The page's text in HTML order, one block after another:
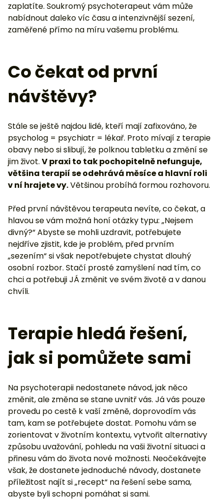
zaplatíte. Soukromý psychoterapeut vám může
nabídnout daleko víc času a intenzivnější sezení,
zaměřené přímo na míru vašemu problému.
Co čekat od první
návštěvy?
Stále se ještě najdou lidé, kteří mají zafixováno, že
psycholog = psychiatr = lékař. Proto mívají z terapie
obavy nebo si slibují, že polknou tabletku a změní se
jim život. V praxi to tak pochopitelně nefunguje,
většina terapií se odehrává měsíce a hlavní roli
v ní hrajete vy.Většinou probíhá formou rozhovoru.
Před první návštěvou terapeuta nevíte, co čekat, a
hlavou se vám možná honí otázky typu: „Nejsem
divný?“ Abyste se mohli uzdravit, potřebujete
nejdříve zjistit, kde je problém, před prvním
„sezením“ si však nepotřebujete chystat dlouhý
osobní rozbor. Stačí prosté zamyšlení nad tím, co
chci a potřebuji JÁ změnit ve svém životě a v danou
chvíli.
Terapie hledá řešení,
jak si pomůžete sami
Na psychoterapii nedostanete návod, jak něco
změnit, ale změna se stane uvnitř vás. Já vás pouze
provedu po cestě k vaší změně, doprovodím vás
tam, kam se potřebujete dostat. Pomohu vám se
zorientovat v životním kontextu, vytvořit alternativy
způsobu uvažování, pohledu na vaši životní situaci a
přinesu vám do života nové možnosti. Neočekávejte
však, že dostanete jednoduché návody, dostanete
příležitost najít si „recept“ na řešení sebe sama,
abyste byli schopni pomáhat si sami.